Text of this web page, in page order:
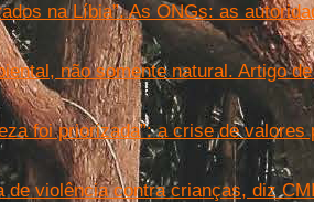
na Líbia”. As ONGs: as
não somente natural. Artigo
foi priorizada”: a crise de valores
de violência contra crianças, diz CMI